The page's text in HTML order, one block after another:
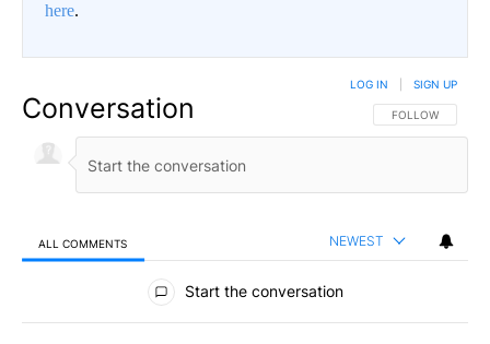
here.
Conversation FOLLOW THIS
FOLLOW
LOG IN SIGN UP
ALL COMMENTS NEWEST
All Comments
Start the conversation